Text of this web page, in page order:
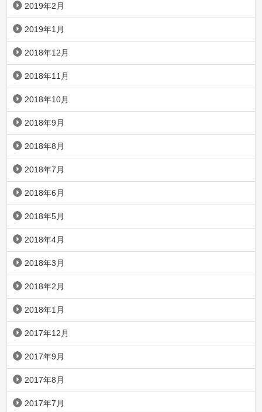
2019年2月
2019年1月
2018年12月
2018年11月
2018年10月
2018年9月
2018年8月
2018年7月
2018年6月
2018年5月
2018年4月
2018年3月
2018年2月
2018年1月
2017年12月
2017年9月
2017年8月
2017年7月